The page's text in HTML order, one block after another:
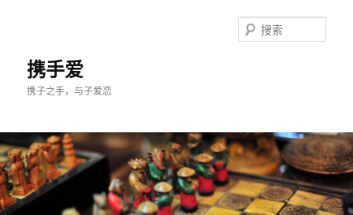
携手爱
携子之手，与子爱恋
索